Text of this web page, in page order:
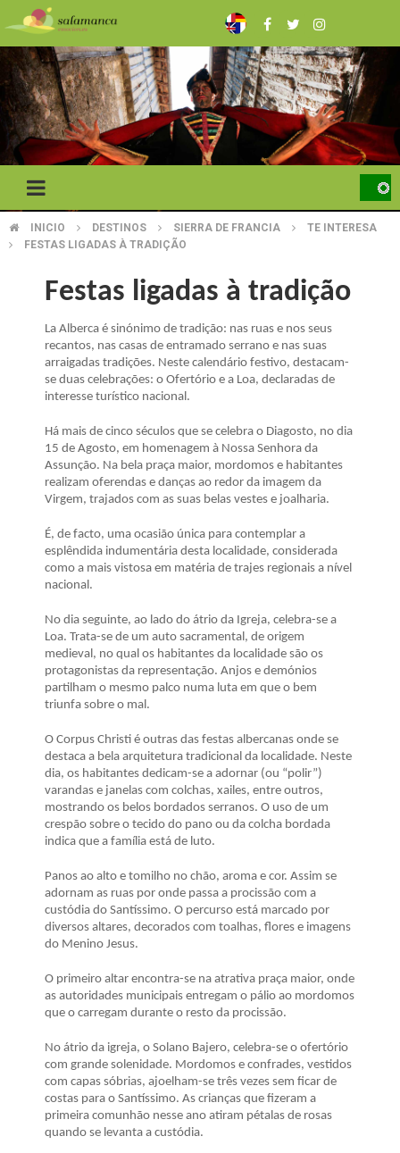
to
main
content
BREADCRUMB
INICIO DESTINOS SIERRA DE FRANCIA
TE INTERESA
FESTAS LIGADAS À TRADIÇÃO
Festas ligadas à tradição
La Alberca é sinónimo de tradição: nas ruas e nos seus
recantos, nas casas de entramado serrano e nas suas
arraigadas tradições. Neste calendário festivo, destacam-
se duas celebrações: o Ofertório e a Loa, declaradas de
interesse turístico nacional.
Há mais de cinco séculos que se celebra o Diagosto, no dia
15 de Agosto, em homenagem à Nossa Senhora da
Assunção. Na bela praça maior, mordomos e habitantes
realizam oferendas e danças ao redor da imagem da
Virgem, trajados com as suas belas vestes e joalharia.
É, de facto, uma ocasião única para contemplar a
esplêndida indumentária desta localidade, considerada
como a mais vistosa em matéria de trajes regionais a nível
nacional.
No dia seguinte, ao lado do átrio da Igreja, celebra-se a
Loa. Trata-se de um auto sacramental, de origem
medieval, no qual os habitantes da localidade são os
protagonistas da representação. Anjos e demónios
partilham o mesmo palco numa luta em que o bem
triunfa sobre o mal.
O Corpus Christi é outras das festas albercanas onde se
destaca a bela arquitetura tradicional da localidade. Neste
dia, os habitantes dedicam-se a adornar (ou “polir”)
varandas e janelas com colchas, xailes, entre outros,
mostrando os belos bordados serranos. O uso de um
crespão sobre o tecido do pano ou da colcha bordada
indica que a família está de luto.
Panos ao alto e tomilho no chão, aroma e cor. Assim se
adornam as ruas por onde passa a procissão com a
custódia do Santíssimo. O percurso está marcado por
diversos altares, decorados com toalhas, flores e imagens
do Menino Jesus.
O primeiro altar encontra-se na atrativa praça maior, onde
as autoridades municipais entregam o pálio ao mordomos
que o carregam durante o resto da procissão.
No átrio da igreja, o Solano Bajero, celebra-se o ofertório
com grande solenidade. Mordomos e confrades, vestidos
com capas sóbrias, ajoelham-se três vezes sem ficar de
costas para o Santíssimo. As crianças que fizeram a
primeira comunhão nesse ano atiram pétalas de rosas
quando se levanta a custódia.